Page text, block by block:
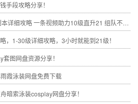
手段攻略分享！
详细攻略 一条视频助力10级直升21 组队不求人
，1-30级详细攻略，3小时就能到21级！
图网盘资源分享！
霞泳装网盘免费下载
暗索泳装cosplay网盘分享！